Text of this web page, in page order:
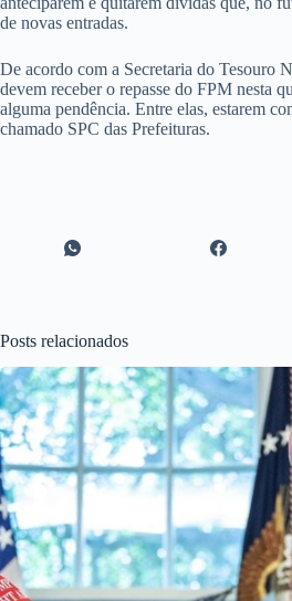
de novas entradas.
De acordo com a Secretaria do Tesouro
devem receber o repasse do FPM nesta
alguma pendência. Entre elas, estarem
chamado SPC das Prefeituras.
Posts relacionados